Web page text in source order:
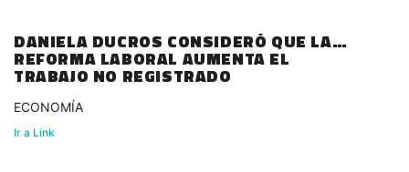
DANIELA DUCROS CONSIDERÓ QUE LA
REFORMA LABORAL AUMENTA EL
TRABAJO NO REGISTRADO
ECONOMÍA
Ir a Link